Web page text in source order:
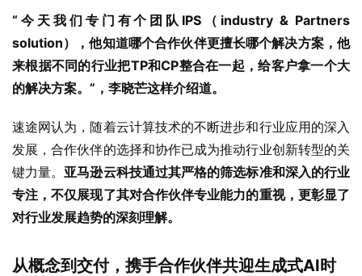
“今天我们专门有个团队IPS（industry & Partners
solution），他知道哪个合作伙伴更擅长哪个解决方案，他
来根据不同的行业把TP和CP整合在一起，给客户拿一个大
的解决方案。 ”，李晓芒这样介绍道。
速途网认为，随着云计算技术的不断进步和行业应用的深入
发展，合作伙伴的选择和协作已成为推动行业创新转型的关
键力量。亚马逊云科技通过其严格的筛选标准和深入的行业
专注，不仅展现了其对合作伙伴专业能力的重视，更彰显了
对行业发展趋势的深刻理解。
从概念到交付，携手合作伙伴共迎生成式AI时